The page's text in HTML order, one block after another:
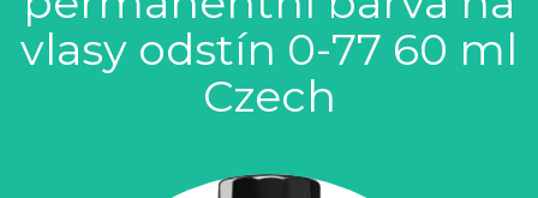
vlasy odstín 0-77 60 ml
Czech